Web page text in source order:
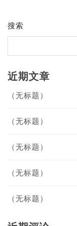
搜索
近期文章
（无标题）
（无标题）
（无标题）
（无标题）
（无标题）